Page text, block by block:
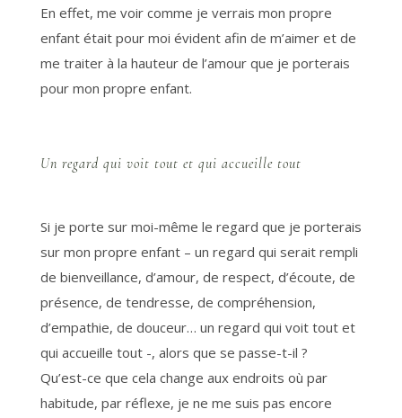
En effet, me voir comme je verrais mon propre
enfant était pour moi évident afin de m’aimer et de
me traiter à la hauteur de l’amour que je porterais
pour mon propre enfant.
Un regard qui voit tout et qui accueille tout
Si je porte sur moi-même le regard que je porterais
sur mon propre enfant – un regard qui serait rempli
de bienveillance, d’amour, de respect, d’écoute, de
présence, de tendresse, de compréhension,
d’empathie, de douceur… un regard qui voit tout et
qui accueille tout -, alors que se passe-t-il ?
Qu’est-ce que cela change aux endroits où par
habitude, par réflexe, je ne me suis pas encore